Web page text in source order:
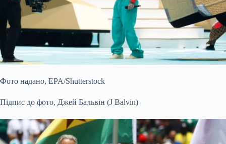
Фото надано, EPA/Shutterstock
Підпис до фото, Джей Бальвін (J Balvin)